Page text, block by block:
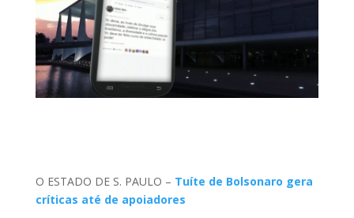
O ESTADO DE S. PAULO – Tuíte de Bolsonaro gera
críticas até de apoiadores